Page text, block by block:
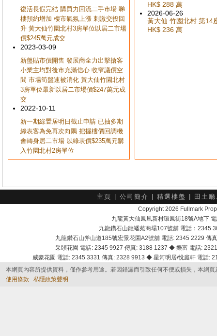
復活長假完結 購買力回流二手市場 睇
樓預約增加 樓市氣氛上漲 刺激交投回
升 黃大仙竹園北村3房單位以居二市場
價$245萬元成交
2023-03-09
新盤貼市價開售 發展商全力出擊搶客
小業主均對後市充滿信心 收窄議價空
間 市場筍盤速被消化 黃大仙竹園北村
3房單位最新以居二市場價$247萬元成
交
2022-10-11
新一期綠置居明日截止申請 已抽多期
綠表客為免再次向隅 把握樓價回調機
會轉身居二市場 以綠表價$235萬元購
入竹園北村2房單位
HK$ 288 萬
2026-06-26
黃大仙 竹園北村 第14
HK$ 236 萬
主頁 公司簡介 精選樓盤 田土
Copyright 2026 Fullmark
九龍黃大仙鳳凰新村環鳳街18號A地下
九龍鑽石山龍蟠苑商場107號舖 電話：2345
九龍鑽石山斧山道185號宏景花園A2號舖 電話: 2345 2229
采頣花園 電話: 2345 9927 傳真: 3188 1237 ◆ 樂富 電話:
威豪花園 電話: 2345 3331 傳真: 2328 9913 ◆ 星河明居/悅庭軒 電話
本網頁內容所提供資料，僅作參考用途。若因錯漏而引致任何不便或損失，本網
使用條款
私隱政策聲明